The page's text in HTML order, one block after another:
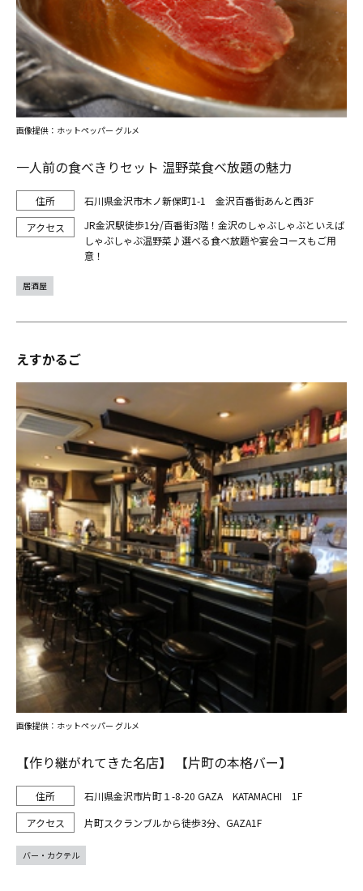
一人前の食べきりセット 温野菜食べ放題の魅力
石川県金沢市木ノ新保町1-1 金沢百番街あんと西3F
JR金沢駅徒歩1分/百番街3階！金沢のしゃぶしゃぶといえば
しゃぶしゃぶ温野菜♪選べる食べ放題や宴会コースもご用
意！
画像提供：ホットペッパー グルメ
居酒屋
えすかるご
【作り継がれてきた名店】 【片町の本格バー】
石川県金沢市片町１-8-20 GAZA KATAMACHI 1F
片町スクランブルから徒歩3分、GAZA1F
画像提供：ホットペッパー グルメ
バー・カクテル